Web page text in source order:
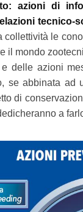
azioni di
collettività le
il mondo
delle azioni
abbinata ad
di
a